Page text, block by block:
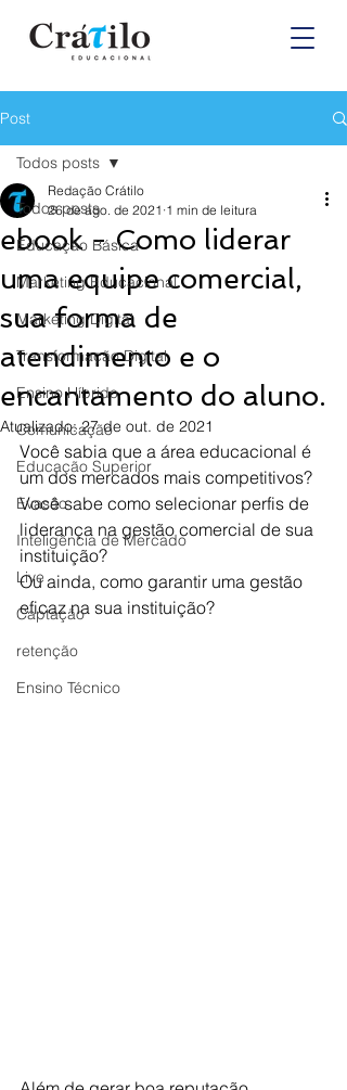
Post
Todos posts
Educação Básica
Marketing Educacional
Marketing Digital
Transformação Digital
Ensino Híbrido
Comunicação
Educação Superior
Evasão
Inteligência de Mercado
Live
Captação
retenção
Ensino Técnico
Todos posts
ebook - Como liderar
uma equipe comercial,
sua forma de
atendimento e o
encantamento do aluno.
Redação Crátilo
26 de ago. de 2021 1 min de leitura
Atualizado:27 de out. de 2021
Você sabia que a área educacional é
um dos mercados mais competitivos?
Você sabe como selecionar perfis de
liderança na gestão comercial de sua
instituição?
Ou ainda, como garantir uma gestão
eficaz na sua instituição?